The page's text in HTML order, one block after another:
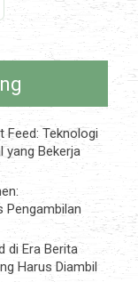
Feed: Teknologi
yang Bekerja
Pengambilan
di Era Berita
Harus Diambil